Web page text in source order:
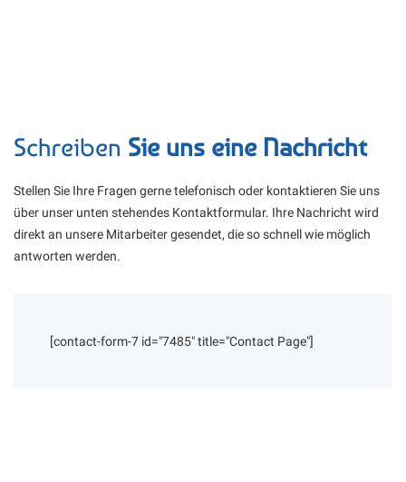
Schreiben Sie uns eine Nachricht
Stellen Sie Ihre Fragen gerne telefonisch oder kontaktieren Sie uns
über unser unten stehendes Kontaktformular. Ihre Nachricht wird
direkt an unsere Mitarbeiter gesendet, die so schnell wie möglich
antworten werden.
[contact-form-7 id="7485" title="Contact Page"]